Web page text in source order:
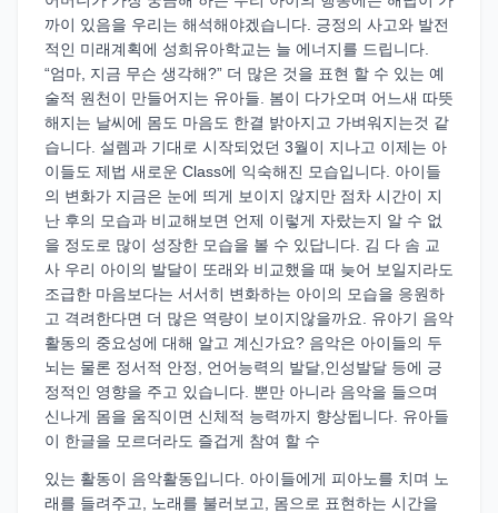
까이 있음을 우리는 해석해야겠습니다. 긍정의 사고와 발전
적인 미래계획에 성희유아학교는 늘 에너지를 드립니다.
“엄마, 지금 무슨 생각해?” 더 많은 것을 표현 할 수 있는 예
술적 원천이 만들어지는 유아들. 봄이 다가오며 어느새 따뜻
해지는 날씨에 몸도 마음도 한결 밝아지고 가벼워지는것 같
습니다. 설렘과 기대로 시작되었던 3월이 지나고 이제는 아
이들도 제법 새로운 Class에 익숙해진 모습입니다. 아이들
의 변화가 지금은 눈에 띄게 보이지 않지만 점차 시간이 지
난 후의 모습과 비교해보면 언제 이렇게 자랐는지 알 수 없
을 정도로 많이 성장한 모습을 볼 수 있답니다. 김 다 솜 교
사 우리 아이의 발달이 또래와 비교했을 때 늦어 보일지라도
조급한 마음보다는 서서히 변화하는 아이의 모습을 응원하
고 격려한다면 더 많은 역량이 보이지않을까요. 유아기 음악
활동의 중요성에 대해 알고 계신가요? 음악은 아이들의 두
뇌는 물론 정서적 안정, 언어능력의 발달,인성발달 등에 긍
정적인 영향을 주고 있습니다. 뿐만 아니라 음악을 들으며
신나게 몸을 움직이면 신체적 능력까지 향상됩니다. 유아들
이 한글을 모르더라도 즐겁게 참여 할 수
있는 활동이 음악활동입니다. 아이들에게 피아노를 치며 노
래를 들려주고, 노래를 불러보고, 몸으로 표현하는 시간을